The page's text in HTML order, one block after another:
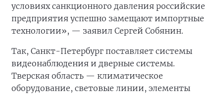
условиях санкционного давления российские
предприятия успешно замещают импортные
технологии», — заявил Сергей Собянин.
Так, Санкт-Петербург поставляет системы
видеонаблюдения и дверные системы.
Тверская область — климатическое
оборудование, световые линии, элементы